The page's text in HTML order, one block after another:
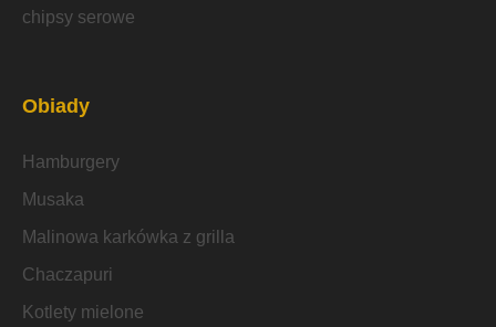
chipsy serowe
Obiady
Hamburgery
Musaka
Malinowa karkówka z grilla
Chaczapuri
Kotlety mielone